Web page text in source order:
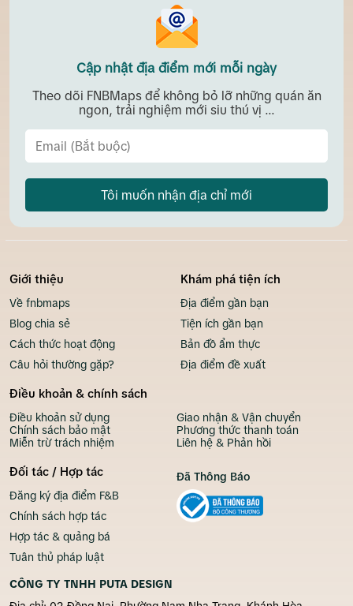
Cập nhật địa điểm mới mỗi ngày
Theo dõi FNBMaps để không bỏ lỡ những quán ăn
ngon, trải nghiệm mới siu thú vị ...
Tôi muốn nhận địa chỉ mới
Giới thiệu
Về fnbmaps
Blog chia sẻ
Cách thức hoạt động
Câu hỏi thường gặp?
Khám phá tiện ích
Địa điểm gần bạn
Tiện ích gần bạn
Bản đồ ẩm thực
Địa điểm đề xuất
Điều khoản & chính sách
Điều khoản sử dụng
Chính sách bảo mật
Miễn trừ trách nhiệm
Giao nhận & Vận chuyển
Phương thức thanh toán
Liên hệ & Phản hồi
Đối tác / Hợp tác
Đăng ký địa điểm F&B
Chính sách hợp tác
Hợp tác & quảng bá
Tuân thủ pháp luật
CÔNG TY TNHH PUTA DESIGN
Đã Thông Báo